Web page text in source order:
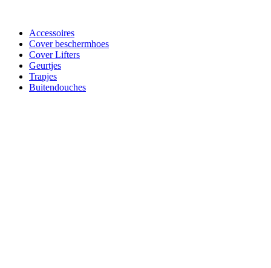
Accessoires
Cover beschermhoes
Cover Lifters
Geurtjes
Trapjes
Buitendouches